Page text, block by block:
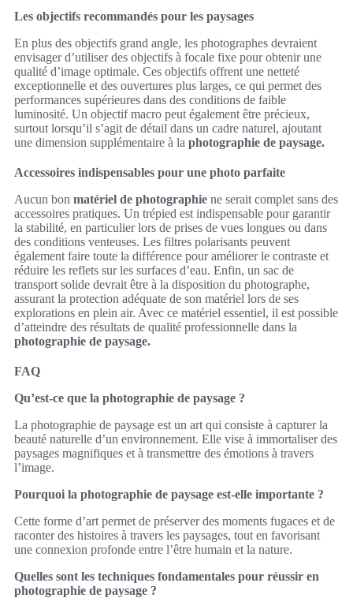
Les objectifs recommandés pour les paysages
En plus des objectifs grand angle, les photographes devraient
envisager d’utiliser des objectifs à focale fixe pour obtenir une
qualité d’image optimale. Ces objectifs offrent une netteté
exceptionnelle et des ouvertures plus larges, ce qui permet des
performances supérieures dans des conditions de faible
luminosité. Un objectif macro peut également être précieux,
surtout lorsqu’il s’agit de détail dans un cadre naturel, ajoutant
une dimension supplémentaire à la photographie de paysage.
Accessoires indispensables pour une photo parfaite
Aucun bon matériel de photographie ne serait complet sans des
accessoires pratiques. Un trépied est indispensable pour garantir
la stabilité, en particulier lors de prises de vues longues ou dans
des conditions venteuses. Les filtres polarisants peuvent
également faire toute la différence pour améliorer le contraste et
réduire les reflets sur les surfaces d’eau. Enfin, un sac de
transport solide devrait être à la disposition du photographe,
assurant la protection adéquate de son matériel lors de ses
explorations en plein air. Avec ce matériel essentiel, il est possible
d’atteindre des résultats de qualité professionnelle dans la
photographie de paysage.
FAQ
Qu’est-ce que la photographie de paysage ?
La photographie de paysage est un art qui consiste à capturer la
beauté naturelle d’un environnement. Elle vise à immortaliser des
paysages magnifiques et à transmettre des émotions à travers
l’image.
Pourquoi la photographie de paysage est-elle importante ?
Cette forme d’art permet de préserver des moments fugaces et de
raconter des histoires à travers les paysages, tout en favorisant
une connexion profonde entre l’être humain et la nature.
Quelles sont les techniques fondamentales pour réussir en
photographie de paysage ?